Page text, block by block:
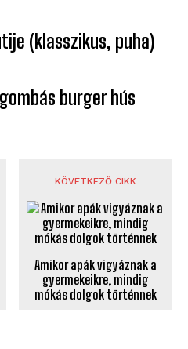
(klasszikus, puha)
burger hús
KÖVETKEZŐ CIKK
Amikor apák vigyáznak a
gyermekeikre, mindig
mókás dolgok történnek